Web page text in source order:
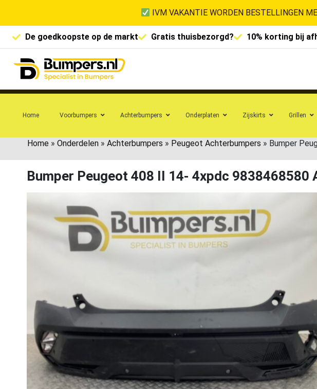
IVM VAKANTIE WORDEN BESTELLINGEN
De goedkoopste op de markt Gratis thuisbezorgd? 10% korting bij
Home Voorbumpers Achterbumpers Onderplaten Zijskirts Grillen
Home » Onderdelen » Achterbumpers » Peugeot Achterbumpers » Bumper
Bumper Peugeot 408 II 14- 4xpdc 9838468580